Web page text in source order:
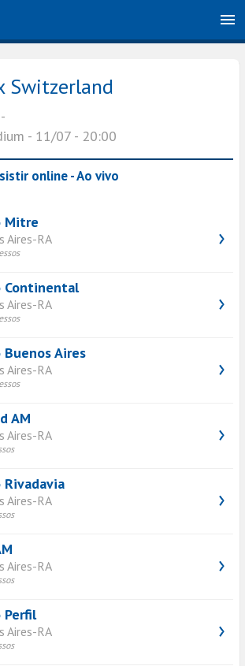
Switzerland
- 11/07 - 20:00
online - Ao vivo
Mitre
Aires-RA
Continental
Aires-RA
Buenos Aires
Aires-RA
AM
Aires-RA
Rivadavia
Aires-RA
Aires-RA
Perfil
Aires-RA